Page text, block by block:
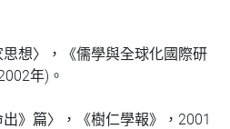
思想〉，《儒學與全球化國際研
年)。
出》篇〉，《樹仁學報》，2001